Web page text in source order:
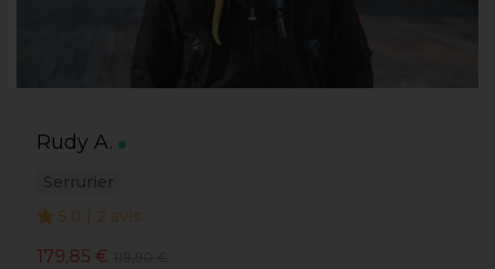
Rudy A.
Serrurier
5.0 | 2 avis
179,85 €